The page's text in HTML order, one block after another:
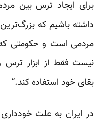
برای ایجاد ترس بین
داشته باشیم که
مردمی است و حکومتی
نیست فقط از ابزار ترس
بقای خود استفاده کند.”
در ایران به علت